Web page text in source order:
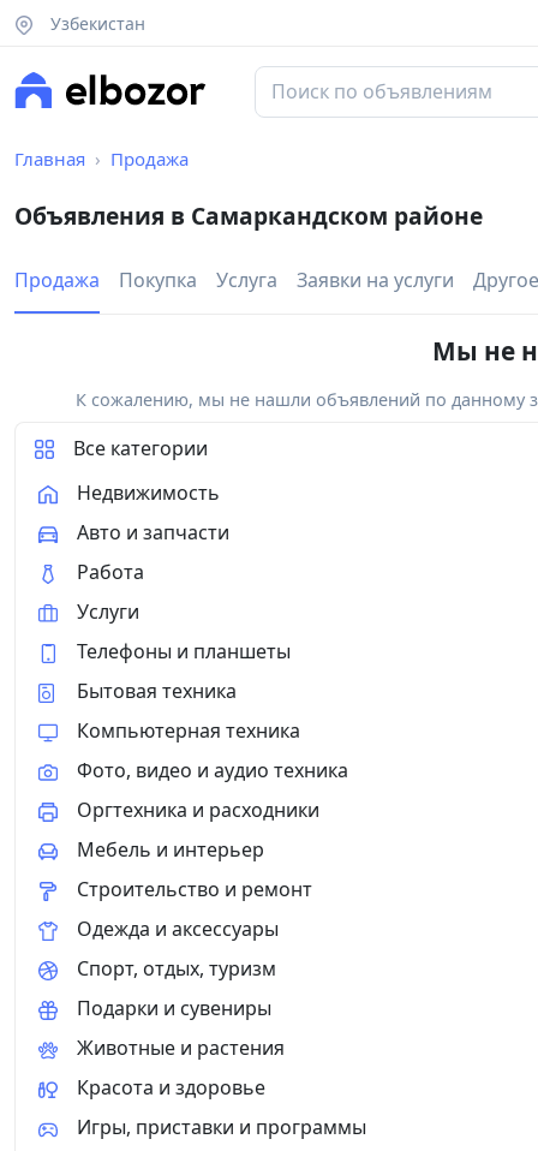
Узбекистан
Главная Продажа
Объявления в Самаркандском районе
Продажа Покупка Услуга Заявки на услуги Другое
Мы не
К сожалению, мы не нашли объявлений по данному
Все категории
Недвижимость
Авто и запчасти
Работа
Услуги
Телефоны и планшеты
Бытовая техника
Компьютерная техника
Фото, видео и аудио техника
Оргтехника и расходники
Мебель и интерьер
Строительство и ремонт
Одежда и аксессуары
Спорт, отдых, туризм
Подарки и сувениры
Животные и растения
Красота и здоровье
Игры, приставки и программы